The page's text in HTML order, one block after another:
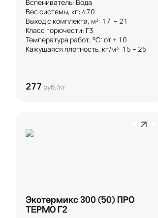
Вспениватель: Вода
Вес системы, кг: 470
Выход с комплекта, м³: 17  – 21
Класс горючести: Г3
Температура работ, °C: от + 10
Кажущаяся плотность, кг/м³: 15 – 25
277 руб./кг
Экотермикс 300 (50) ПРО
ТЕРМО Г2